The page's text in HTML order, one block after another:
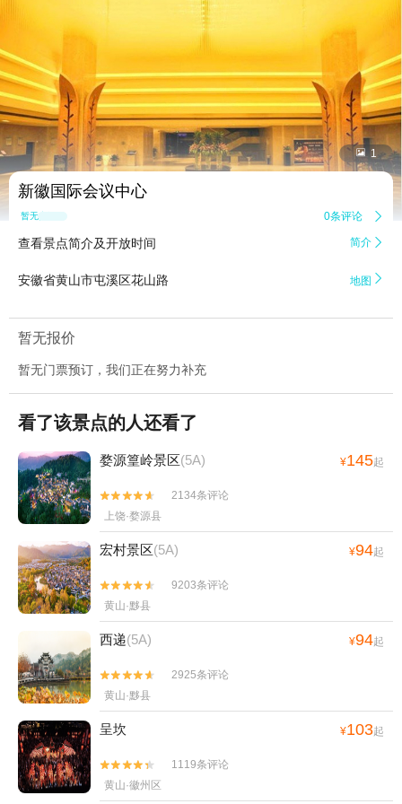
 1
新徽国际会议中心
暂无点评 0条评论 
查看景点简介及开放时间 简介 
安徽省黄山市屯溪区花山路 地图 
暂无报价
暂无门票预订，我们正在努力补充
看了该景点的人还看了
婺源篁岭景区(5A) ¥145起


2134条评论
上饶·婺源县
宏村景区(5A) ¥94起


9203条评论
黄山·黟县
西递(5A) ¥94起


2925条评论
黄山·黟县
呈坎 ¥103起


1119条评论
黄山·徽州区